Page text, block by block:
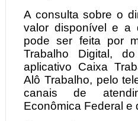
A consulta sobre o
valor disponível e a
pode ser feita por
Trabalho Digital,
aplicativo Caixa
Alô Trabalho, pelo
canais de
Econômica Federal e